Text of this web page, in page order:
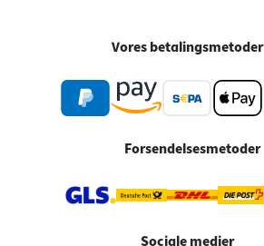
Vores betalingsmetoder
Forsendelsesmetoder
Sociale medier